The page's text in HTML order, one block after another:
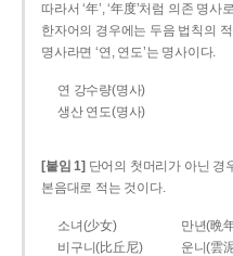
따라서 ‘年’, ‘年度’처럼 의존 명
한자어의 경우에는 두음 법칙의
명사라면 ‘연, 연도’는 명사이다.
연 강수량(명사)
생산 연도(명사)
[붙임 1] 단어의 첫머리가 아닌 경
본음대로 적는 것이다.
소녀(少女) 만년(晩
비구니(比丘尼)
운니(雲